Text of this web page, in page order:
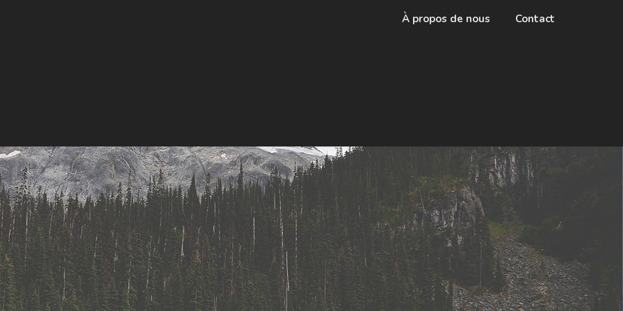
À propos de nous Contact